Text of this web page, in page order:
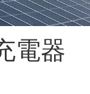
電器